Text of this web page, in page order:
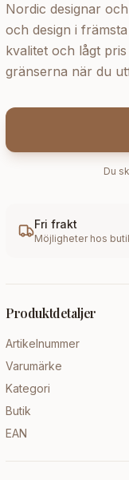
Nordic designar
och design i
kvalitet och lågt
gränserna när du
Du
Fri frakt
Möjligheter hos
Produktdetaljer
Artikelnummer
Varumärke
Kategori
Butik
EAN